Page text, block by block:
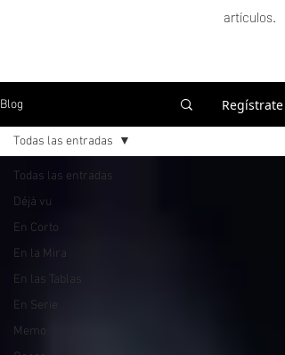
artículos.
Blog Regístrate
Todas las entradas
Déjà vu
En Corto
En la Mira
En las Tablas
En Serie
Memo
Todas las entradas